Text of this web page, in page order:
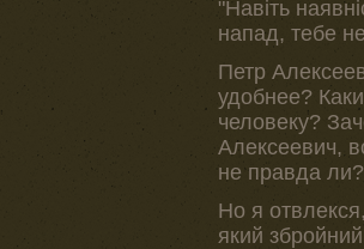
"Навіть
напад, тебе
Петр
удобнее?
человеку?
Алексеевич,
не правда ли?
Но я
який